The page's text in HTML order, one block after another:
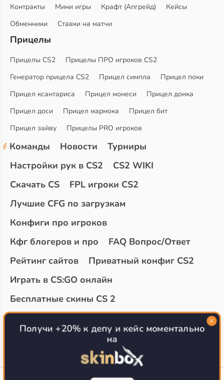
Контракты
Мини игры Крафт (Апгрейд)
Кейсы
Обменники
Ставки на матчи
Прицелы
Прицелы CS2
Прицелы ПРО игроков CS2
Генератор прицела CS2
Прицел симпла
Прицел поки
Прицел ксантариса
Прицел монеси
Прицел донка
Прицел доси
Прицел мармока
Прицел бит
Прицел зайву
Прицелы PRO игроков
Команды Новости
Турниры
Настройки рук в CS2
CS2 WIKI
Скачать CS
FPL игроки CS2
Лучшие CFG по загрузкам
Конфиги про игроков
Кфг блогеров и про
FAQ Вопрос/Ответ
Рейтинг сайтов
Приватный конфиг CS2
Играть в CS:GO онлайн
Бесплатные скины CS 2
Топ сайтов с халявой КС 2
О проекте
Получи +20% к депу и кейс моментально
на